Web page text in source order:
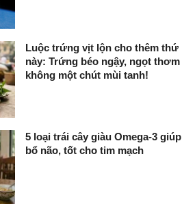
Luộc trứng vịt lộn cho thêm thứ
này: Trứng béo ngậy, ngọt thơm
không một chút mùi tanh!
5 loại trái cây giàu Omega-3 giúp
bổ não, tốt cho tim mạch